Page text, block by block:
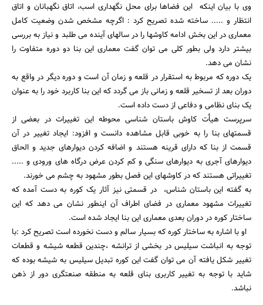
وی با بیان اینکه این فضاها برای محل نگهداری اسب، اتاق نگهبانان و اتاق
انتظار و ..... ساخته شده تصریح کرد : اگرچه مشخص شدن وضعیت کامل
معماری در این بخش ادامه کاوشها را در سالهای آینده می طلبد و نیاز به بررسی
بیشتر دارد ولی بطور کلی می توان گفت معماری این بنا دو دوره متفاوت را
نشان می دهد.
یک دوره که مربوط به استقرار در قلعه و زمان آن است و دوره دیگر در واقع به
دوران بعد از تسخیر قلعه و زمانی باز می گردد که این بنا کاربرد خود را به عنوان
یک بنای نظامی و دفاعی از دست داده است.
سرپرست هیأت کاوش باستان شناسی محوطه این تغییرات در بعضی از
قسمتهای بنا را به خوبی قابل مشاهده دانست و افزود: ایجاد تغییر در آن
قسمت از بنا که دارای قرینه هستند و اضافه کردن دیوارهای جدید و الحاق
دیوارهای آجری به دیوارهای سنگی و کم کردن عرض درگاه های ورودی و .....
تغییراتی هستند که در کاوشهای این فصل بطور مشهود به چشم می خورند.
به گفته این باستان شناس، در قسمتی نیز آثار یک کوره به دست آمده که
تغییرات مشهود معماری در فضای اطراف آن اینطور نشان می دهد که این
ساختار کوره در دوران بعدی معماری این بنا ایجاد شده است.
او با اشاره به ساختار کوره که بسیار سالم و دست نخورده است تصریح کرد :با
توجه به انباشت سیلیس در بخشی از ترانشه ،چندین قطعه شیشه و قطعات
تغییر شکل یافته آن می توان گفت این کوره تبدیل سیلیس به شیشه بوده که
شاید با توجه به تغییر کاربری بنای قلعه به منطقه صنعتگری دور از ذهن
نباشد.